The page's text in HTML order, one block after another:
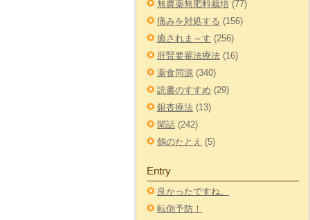
無農薬無肥料栽培 (77)
痛みを対処する (156)
癒されま～す (256)
肝腎要罨法療法 (16)
薬食同源 (340)
読書のすすめ (29)
銀杏療法 (13)
閑話 (242)
鶴のたとえ (5)
Entry
良かったですね。
転倒予防！